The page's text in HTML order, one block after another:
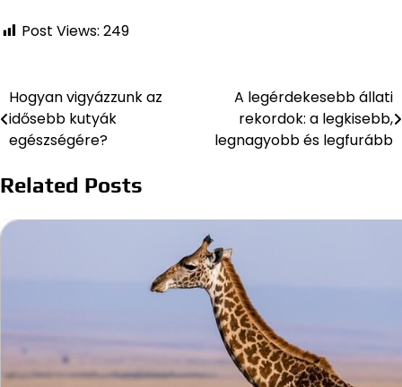
Post Views: 249
Bejegyzés
navigáció
Hogyan vigyázzunk az
idősebb kutyák
egészségére?
A legérdekesebb állati
rekordok: a legkisebb,
legnagyobb és legfurább
Related Posts